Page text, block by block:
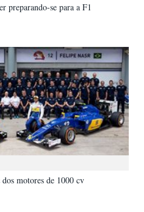
preparando-se para a F1
motores de 1000 cv